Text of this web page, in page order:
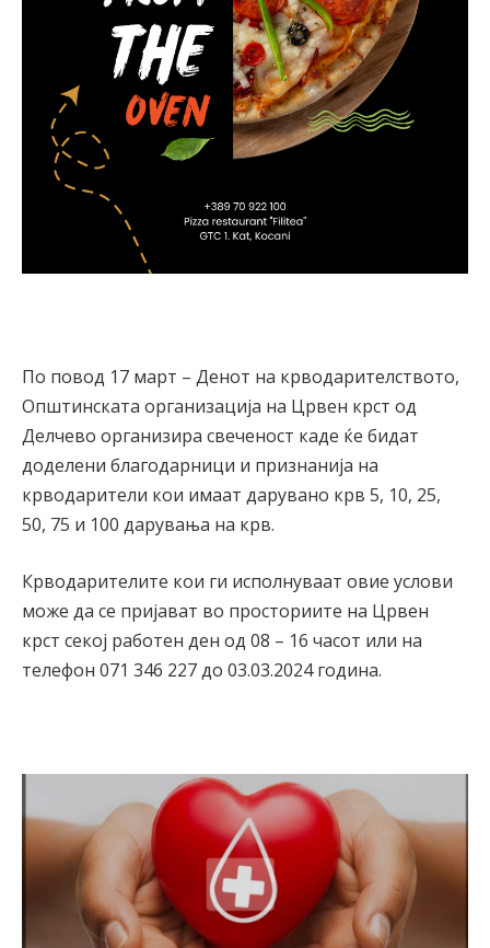
По повод 17 март – Денот на крводарителството,
Општинската организација на Црвен крст од
Делчево организира свеченост каде ќе бидат
доделени благодарници и признанија на
крводарители кои имаат дарувано крв 5, 10, 25,
50, 75 и 100 дарувања на крв.
Крводарителите кои ги исполнуваат овие услови
може да се пријават во просториите на Црвен
крст секој работен ден од 08 – 16 часот или на
телефон 071 346 227 до 03.03.2024 година.